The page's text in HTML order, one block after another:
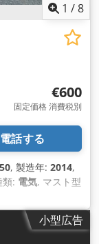
1 /8
€600
固定価格 消費税別
電話する
, 製造年: 2014,
類: 電気, マスト型
小型広告